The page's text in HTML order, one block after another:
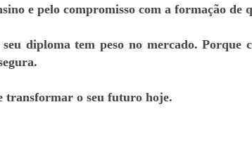
e pelo compromisso com a formação de
diploma tem peso no mercado. Porque
transformar o seu futuro hoje.